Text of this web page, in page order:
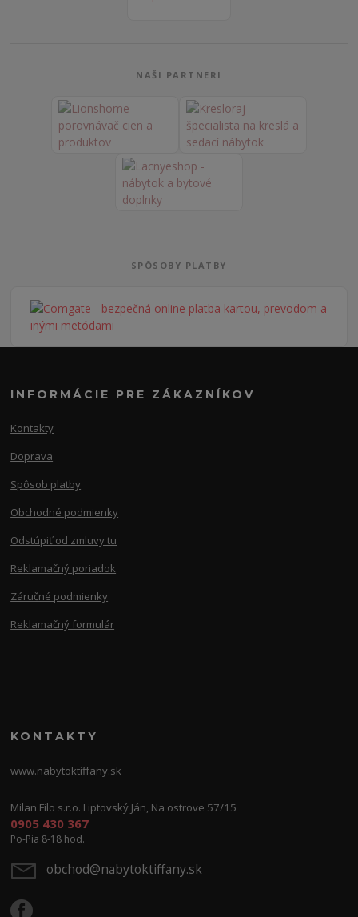
NAŠI PARTNERI
SPÔSOBY PLATBY
INFORMÁCIE PRE ZÁKAZNÍKOV
Kontakty
Doprava
Spôsob platby
Obchodné podmienky
Odstúpiť od zmluvy tu
Reklamačný poriadok
Záručné podmienky
Reklamačný formulár
KONTAKTY
www.nabytoktiffany.sk
Milan Filo s.r.o. Liptovský Ján, Na ostrove 57/15
0905 430 367
Po-Pia 8-18 hod.
obchod@nabytoktiffany.sk